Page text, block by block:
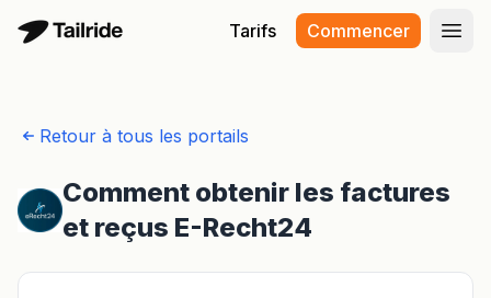
Tarifs Commencer
Retour à tous les portails
Comment obtenir les factures
et reçus E-Recht24